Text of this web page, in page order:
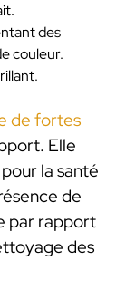
des
couleur.
de fortes
Elle
la santé
de
par rapport
des